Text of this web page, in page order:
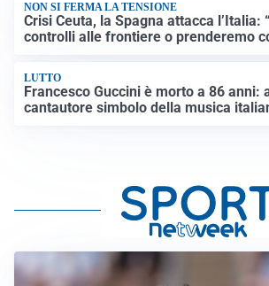
NON SI FERMA LA TENSIONE
Crisi Ceuta, la Spagna attacca l’Italia:
controlli alle frontiere o prenderemo
LUTTO
Francesco Guccini è morto a 86 anni:
cantautore simbolo della musica